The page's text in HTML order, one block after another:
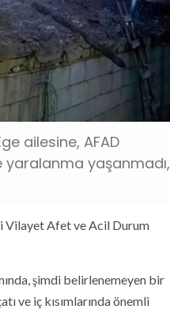
ailesine, AFAD
yaralanma yaşanmadı,
Vilayet Afet ve Acil Durum
şimdi belirlenemeyen bir
ve iç kısımlarında önemli